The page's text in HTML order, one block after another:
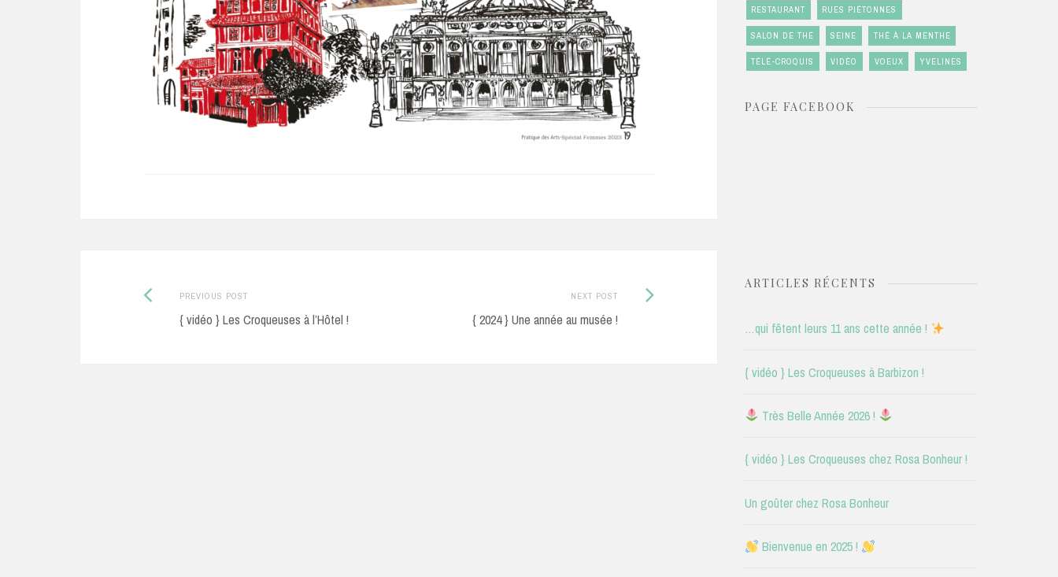
PostPREVIOUS POSTPrevious
post:
{ vidéo } Les Croqueuses à l’Hôtel !
NEXT POST
{ 2024 } Une année au musée !
Next
RESTAURANT RUES PIÉTONNES
SALON DE THÉ SEINE THÉ À LA MENTHE
TÉLÉ-CROQUIS VIDÉO VOEUX YVELINES
PAGE FACEBOOK
ARTICLES RÉCENTS
…qui fêtent leurs 11 ans cette année !
{ vidéo } Les Croqueuses à Barbizon !
Très Belle Année 2026 !
{ vidéo } Les Croqueuses chez Rosa Bonheur !
Un goûter chez Rosa Bonheur
Bienvenue en 2025 !